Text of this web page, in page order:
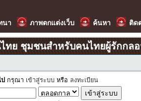
นา ภาพตกแต่งเว็บ ค้นหา ติด
ทย ชุมชนสำหรับคนไทยผู้รักกล
กรุณา เข้าสู่ระบบ หรือ ลงทะเบียน